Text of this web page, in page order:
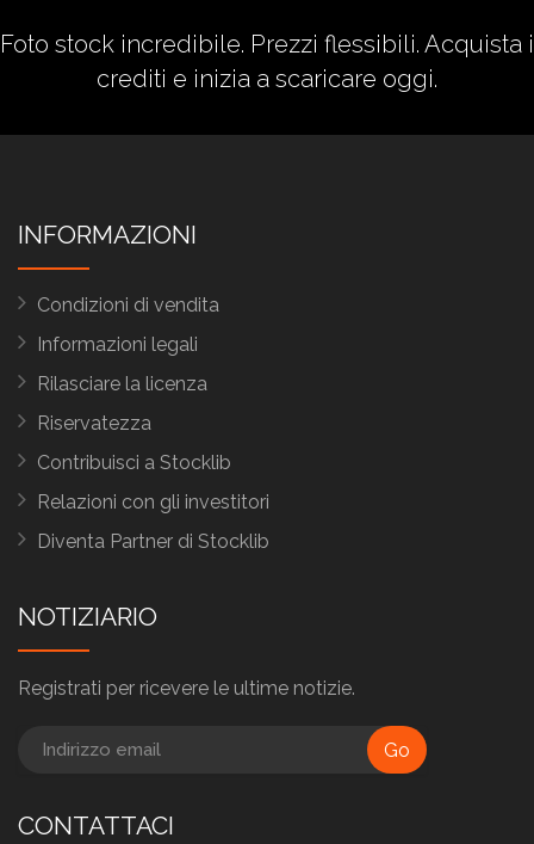
Foto stock incredibile. Prezzi flessibili. Acquista i
crediti e inizia a scaricare oggi.
INFORMAZIONI
Condizioni di vendita
Informazioni legali
Rilasciare la licenza
Riservatezza
Contribuisci a Stocklib
Relazioni con gli investitori
Diventa Partner di Stocklib
NOTIZIARIO
Registrati per ricevere le ultime notizie.
Go
CONTATTACI